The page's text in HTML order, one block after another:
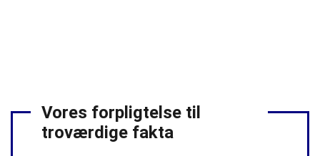
Vores forpligtelse til
troværdige fakta